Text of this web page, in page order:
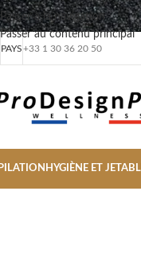
Passer à la navigation
Passer au contenu principal
PAYS+33 1 30 36 20 50
HYGIÈNE ET